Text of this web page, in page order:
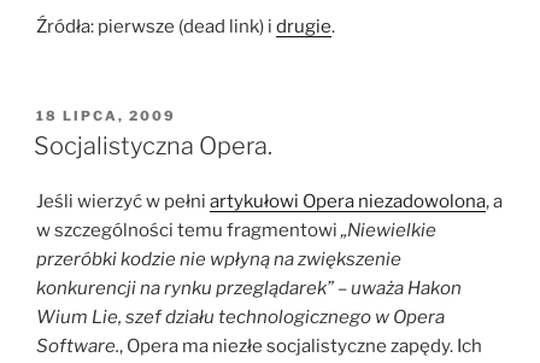
Źródła: pierwsze (dead link) i drugie.
OPUBLIKOWANE
W
18 LIPCA, 2009
Socjalistyczna Opera.
Jeśli wierzyć w pełni artykułowi Opera niezadowolona, a
w szczególności temu fragmentowi„Niewielkie
przeróbki kodzie nie wpłyną na zwiększenie
konkurencji na rynku przeglądarek” – uważa Hakon
Wium Lie, szef działu technologicznego w Opera
Software., Opera ma niezłe socjalistyczne zapędy. Ich